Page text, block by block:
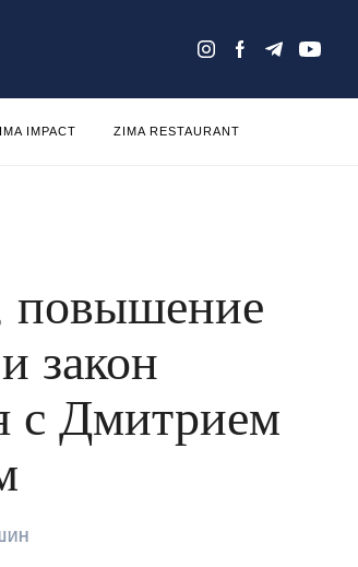
IMPACT ZIMA RESTAURANT
повышение
закон
с Дмитрием